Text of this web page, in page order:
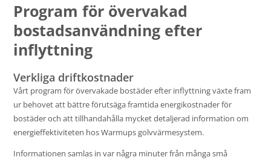
Program för övervakad
bostadsanvändning efter
inflyttning
Verkliga driftkostnader
Vårt program för övervakade bostäder efter inflyttning växte fram
ur behovet att bättre förutsäga framtida energikostnader för
bostäder och att tillhandahålla mycket detaljerad information om
energieffektiviteten hos Warmups golvvärmesystem.
Informationen samlas in var några minuter från många små